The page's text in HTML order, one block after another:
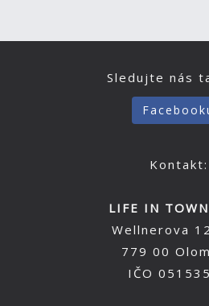
Sledujte nás
Kontakt:
LIFE IN TOWN
Wellnerova
779 00
IČO